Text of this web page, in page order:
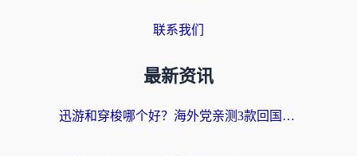
联系我们
最新资讯
迅游和穿梭哪个好？海外党亲测3款回国加速器+手游加速对比，附避坑指南